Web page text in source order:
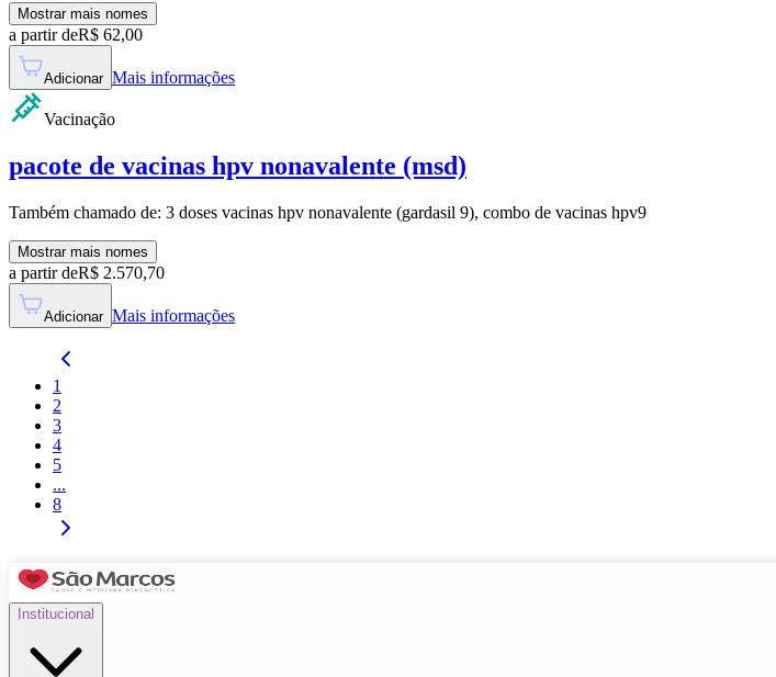
Mostrar mais nomes
a partir deR$ 62,00
Adicionar Mais informações
Vacinação
pacote de vacinas hpv nonavalente (msd)
Também chamado de: 3 doses vacinas hpv nonavalente (gardasil 9), combo de vacinas hpv9
Mostrar mais nomes
a partir deR$ 2.570,70
Adicionar Mais informações
1
2
3
4
5
...
8
Institucional